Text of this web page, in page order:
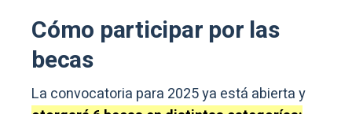
Cómo participar por las
becas
La convocatoria para 2025 ya está abierta y